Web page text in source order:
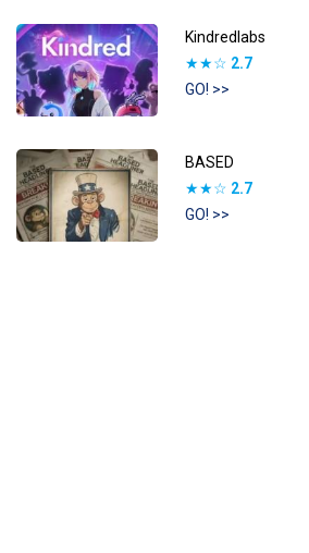
Kindredlabs
★★☆ 2.7
GO! >>
BASED
★★☆ 2.7
GO! >>